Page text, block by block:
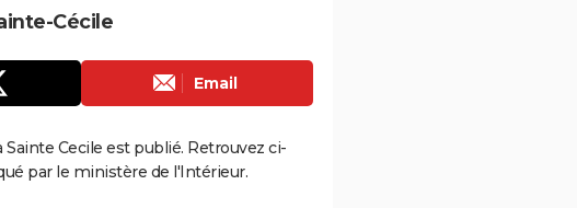
Cécile
Email
Cecile est publié. Retrouvez ci-
par le ministère de l'Intérieur.